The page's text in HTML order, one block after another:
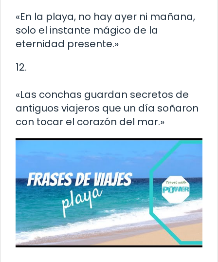
«En la playa, no hay ayer ni mañana,
solo el instante mágico de la
eternidad presente.»
12.
«Las conchas guardan secretos de
antiguos viajeros que un día soñaron
con tocar el corazón del mar.»